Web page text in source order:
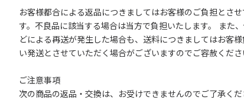
お客様都合による返品につきましてはお客様のご負担とさ
す。不良品に該当する場合は当方で負担いたします。 また
どによる再送が発生した場合も、送料につきましてはお客
い発送とさせていただく場合がございますのでご容赦くださ
ご注意事項
次の商品の返品・交換は、お受けできませんのでご了承くだ